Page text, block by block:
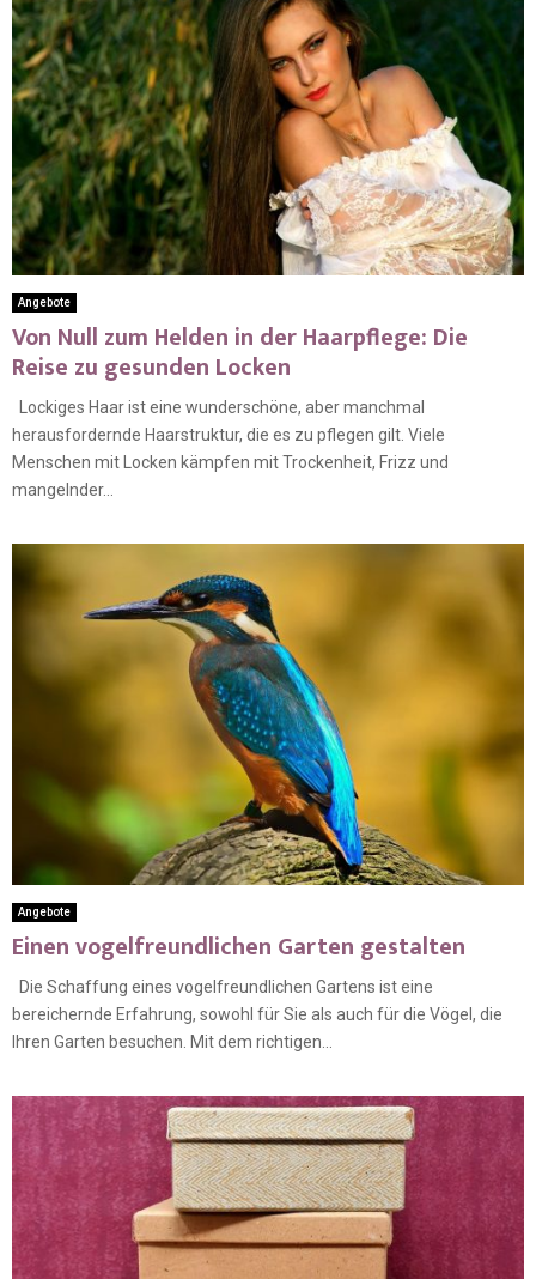
Angebote
Von Null zum Helden in der Haarpflege: Die
Reise zu gesunden Locken
Lockiges Haar ist eine wunderschöne, aber manchmal
herausfordernde Haarstruktur, die es zu pflegen gilt. Viele
Menschen mit Locken kämpfen mit Trockenheit, Frizz und
mangelnder...
Angebote
Einen vogelfreundlichen Garten gestalten
Die Schaffung eines vogelfreundlichen Gartens ist eine
bereichernde Erfahrung, sowohl für Sie als auch für die Vögel, die
Ihren Garten besuchen. Mit dem richtigen...